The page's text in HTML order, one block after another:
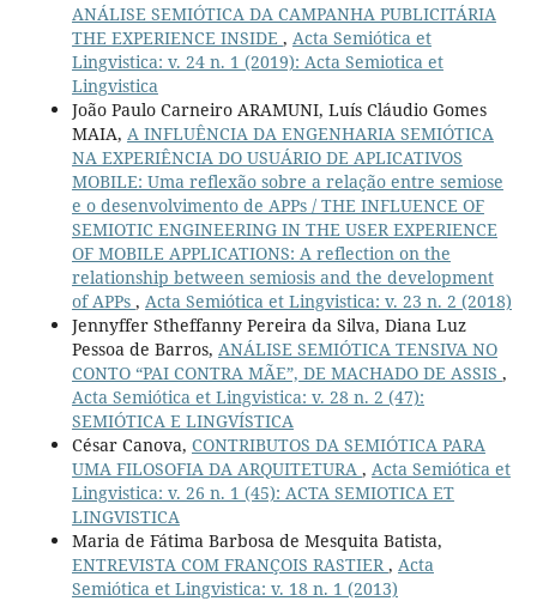
ANÁLISE SEMIÓTICA DA CAMPANHA PUBLICITÁRIA
THE EXPERIENCE INSIDE , Acta Semiótica et
Lingvistica: v. 24 n. 1 (2019): Acta Semiotica et
Lingvistica
João Paulo Carneiro ARAMUNI, Luís Cláudio Gomes
MAIA, A INFLUÊNCIA DA ENGENHARIA SEMIÓTICA
NA EXPERIÊNCIA DO USUÁRIO DE APLICATIVOS
MOBILE: Uma reflexão sobre a relação entre semiose
e o desenvolvimento de APPs / THE INFLUENCE OF
SEMIOTIC ENGINEERING IN THE USER EXPERIENCE
OF MOBILE APPLICATIONS: A reflection on the
relationship between semiosis and the development
of APPs , Acta Semiótica et Lingvistica: v. 23 n. 2 (2018)
Jennyffer Stheffanny Pereira da Silva, Diana Luz
Pessoa de Barros, ANÁLISE SEMIÓTICA TENSIVA NO
CONTO “PAI CONTRA MÃE”, DE MACHADO DE ASSIS ,
Acta Semiótica et Lingvistica: v. 28 n. 2 (47):
SEMIÓTICA E LINGVÍSTICA
César Canova, CONTRIBUTOS DA SEMIÓTICA PARA
UMA FILOSOFIA DA ARQUITETURA , Acta Semiótica et
Lingvistica: v. 26 n. 1 (45): ACTA SEMIOTICA ET
LINGVISTICA
Maria de Fátima Barbosa de Mesquita Batista,
ENTREVISTA COM FRANÇOIS RASTIER , Acta
Semiótica et Lingvistica: v. 18 n. 1 (2013)